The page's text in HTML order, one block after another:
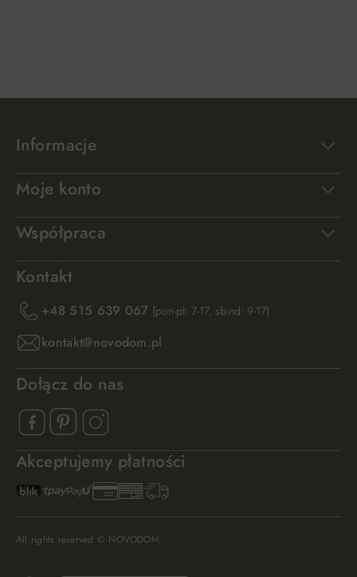
Informacje
Moje konto
Współpraca
Kontakt
+48 515 639 067 (pon-pt: 7-17, sb-nd: 9-17)
kontakt@novodom.pl
Dołącz do nas
Akceptujemy płatności
All rights reserved © NOVODOM